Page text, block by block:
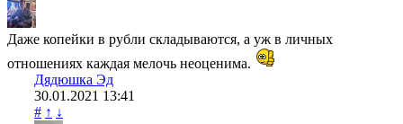
Даже копейки в рубли складываются, а уж в личных
отношениях каждая мелочь неоценима.
Дядюшка Эд
30.01.2021 13:41
# ↑ ↓